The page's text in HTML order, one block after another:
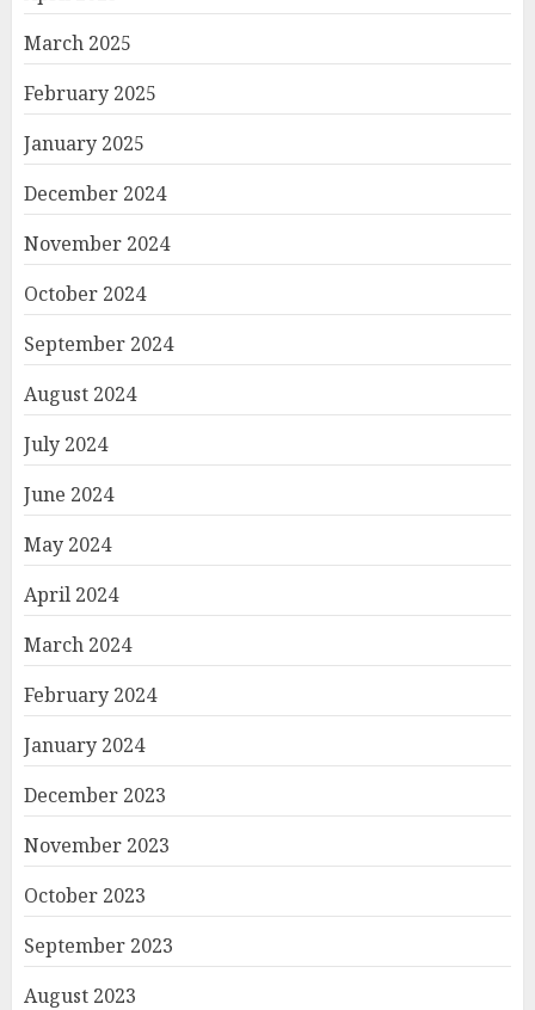
March 2025
February 2025
January 2025
December 2024
November 2024
October 2024
September 2024
August 2024
July 2024
June 2024
May 2024
April 2024
March 2024
February 2024
January 2024
December 2023
November 2023
October 2023
September 2023
August 2023